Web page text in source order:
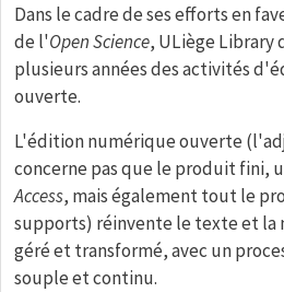
Corps de texte
Dans le cadre de ses efforts en
de l'Open Science, ULiège Library
plusieurs années des activités
ouverte.
L'édition numérique ouverte
concerne pas que le produit fini,
Access, mais également tout le
supports) réinvente le texte et la
géré et transformé, avec un
souple et continu.